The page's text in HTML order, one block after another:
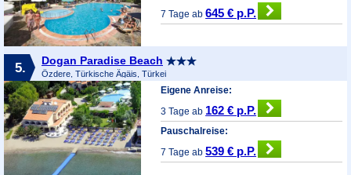
7 Tage ab645 € p.P.
5. Dogan Paradise Beach
Özdere, Türkische Ägäis, Türkei
Eigene Anreise:
3 Tage ab 162 € p.P.
Pauschalreise:
7 Tage ab539 € p.P.